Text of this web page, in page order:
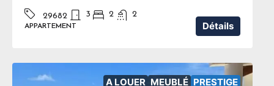
29682 3 2 2
APPARTEMENT Détails
A LOUER MEUBLÉ PRESTIGE